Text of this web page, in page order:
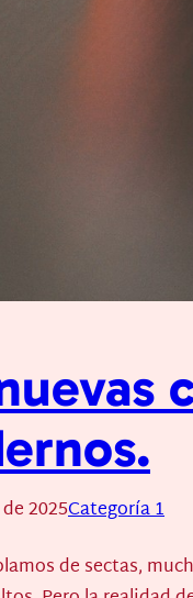
2025Categoría 1
de sectas,